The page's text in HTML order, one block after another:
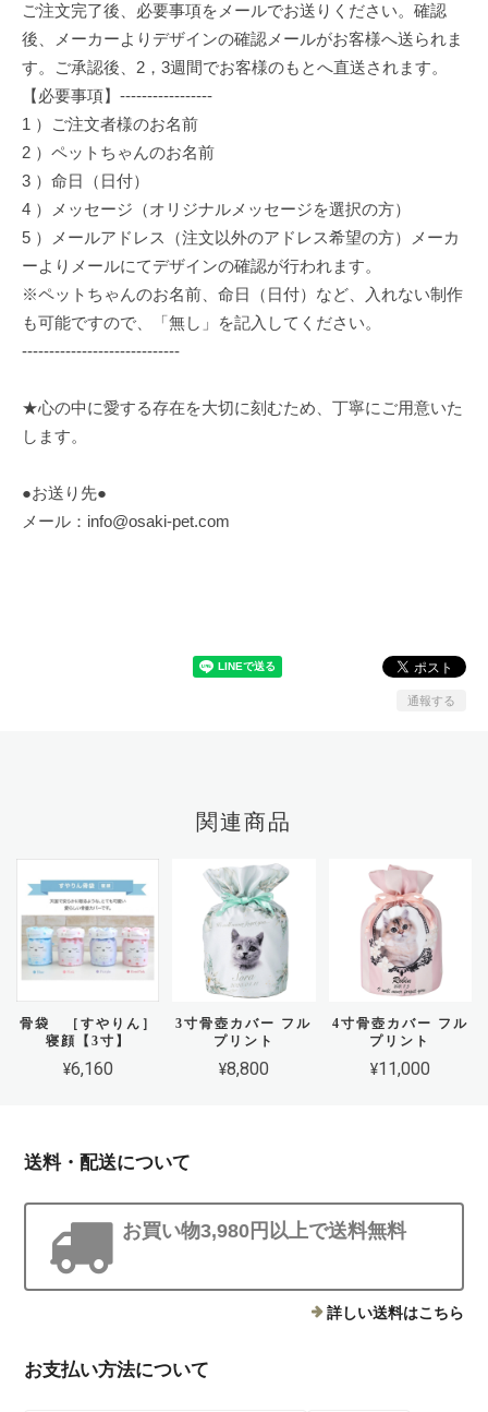
ご注文完了後、必要事項をメールでお送りください。確認
後、メーカーよりデザインの確認メールがお客様へ送られま
す。ご承認後、2，3週間でお客様のもとへ直送されます。
【必要事項】-----------------
1 ）ご注文者様のお名前
2 ）ペットちゃんのお名前
3 ）命日（日付）
4 ）メッセージ（オリジナルメッセージを選択の方）
5 ）メールアドレス（注文以外のアドレス希望の方）メーカ
ーよりメールにてデザインの確認が行われます。
※ペットちゃんのお名前、命日（日付）など、入れない制作
も可能ですので、「無し」を記入してください。
-----------------------------
★心の中に愛する存在を大切に刻むため、丁寧にご用意いた
します。
●お送り先●
メール： info@osaki-pet.com
通報する
関連商品
骨袋 ［すやりん］
寝顔【3寸】
¥6,160
3寸骨壺カバー フル
プリント
¥8,800
4寸骨壺カバー フル
プリント
¥11,000
送料・配送について
お買い物3,980円以上で送料無料
詳しい送料はこちら
お支払い方法について